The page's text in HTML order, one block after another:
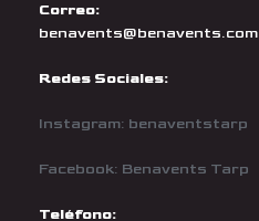
Correo:
benavents@benavents.com
Redes Sociales:
Instagram: benaventstarp
Facebook: Benavents Tarp
Teléfono: